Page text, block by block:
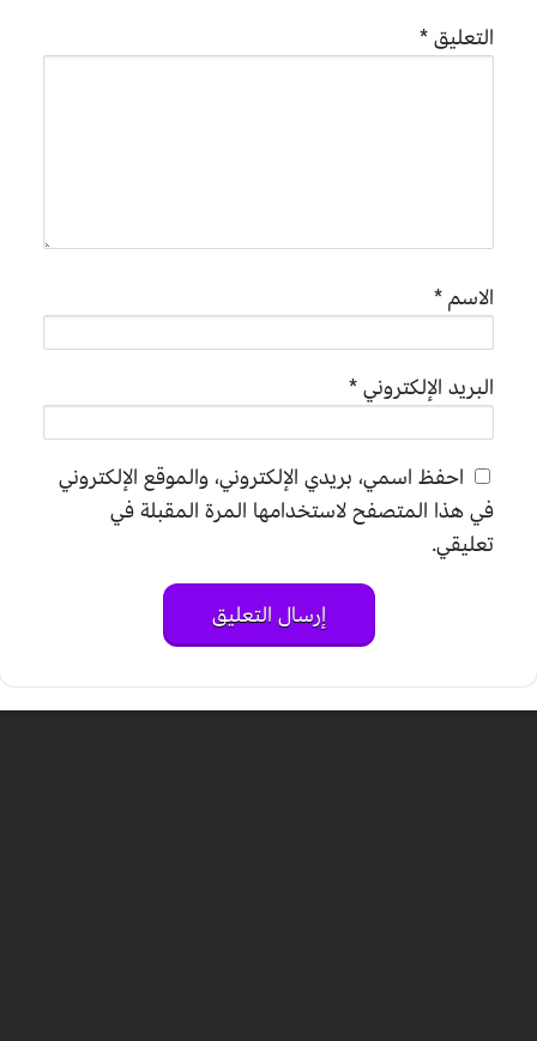
التعليق*
الاسم*
البريد الإلكتروني*
احفظ اسمي، بريدي الإلكتروني، والموقع الإلكتروني
في هذا المتصفح لاستخدامها المرة المقبلة في
تعليقي.